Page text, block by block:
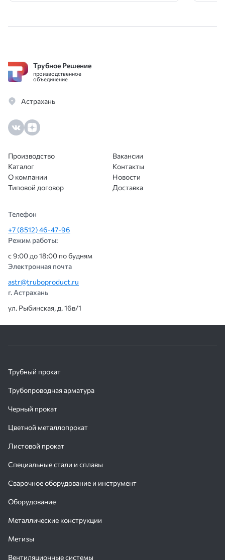
Трубное Решение
производственное
объединение
Астрахань
Производство
Каталог
О компании
Типовой договор
Вакансии
Контакты
Новости
Доставка
Телефон
+7 (8512) 46-47-96
Режим работы:
с 9:00 до 18:00 по будням
Электронная почта
astr@truboproduct.ru
г. Астрахань
ул. Рыбинская, д. 16в/1
Трубный прокат
Трубопроводная арматура
Черный прокат
Цветной металлопрокат
Листовой прокат
Специальные стали и сплавы
Сварочное оборудование и инструмент
Оборудование
Металлические конструкции
Метизы
Вентиляционные системы